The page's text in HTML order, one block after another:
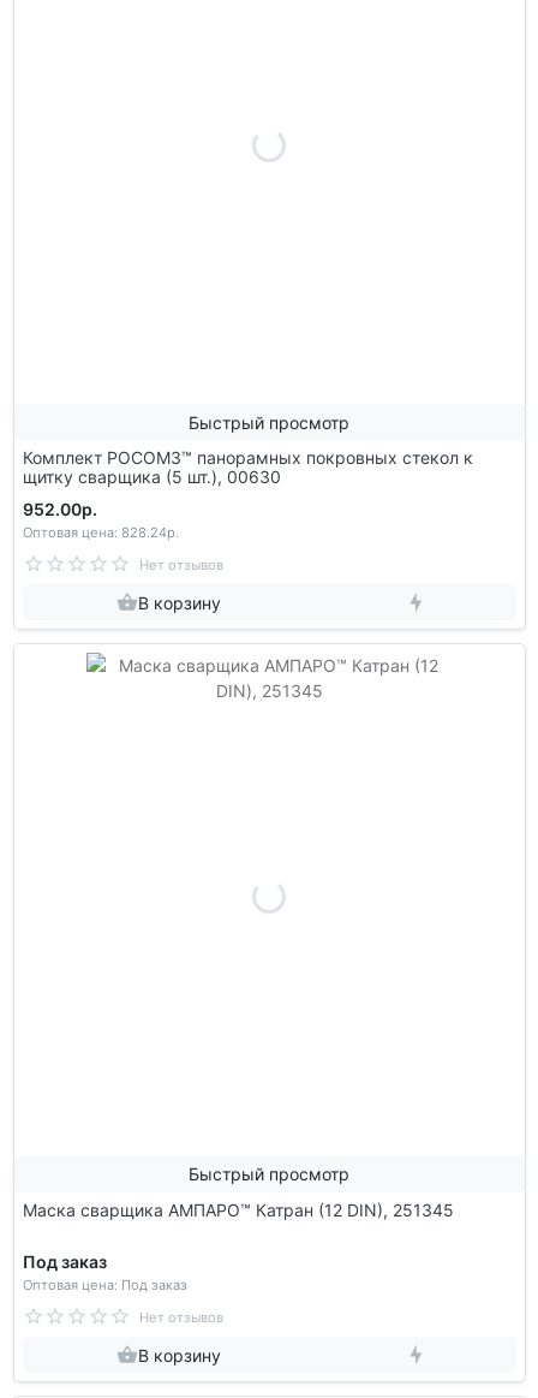
Быстрый просмотр
Комплект РОСОМЗ™ панорамных покровных стекол к
щитку сварщика (5 шт.), 00630
952.00р.
Оптовая цена: 828.24р.
Нет отзывов
В корзину
Быстрый просмотр
Маска сварщика АМПАРО™ Катран (12 DIN), 251345
Под заказ
Оптовая цена: Под заказ
Нет отзывов
В корзину